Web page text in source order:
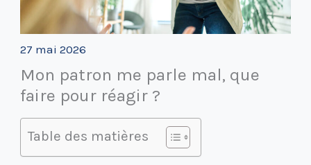
27 mai 2026
Mon patron me parle mal, que
faire pour réagir ?
Table des matières